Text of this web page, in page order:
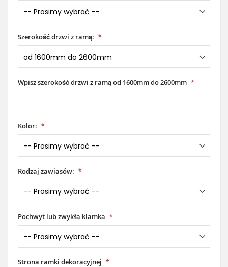
Szerokość drzwi z ramą:
Wpisz szerokość drzwi z ramą od 1600mm do 2600mm
Kolor:
Rodzaj zawiasów:
Pochwyt lub zwykła klamka
Strona ramki dekoracyjnej